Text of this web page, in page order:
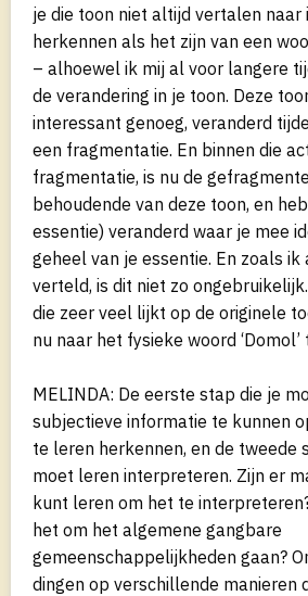
je die toon niet altijd vertalen naar
herkennen als het zijn van een
– alhoewel ik mij al voor langere
de verandering in je toon. Deze
interessant genoeg, veranderd
een fragmentatie. En binnen die
fragmentatie, is nu de
behoudende van deze toon, en
essentie) veranderd waar je mee
geheel van je essentie. En zoals
verteld, is dit niet zo
die zeer veel lijkt op de originele
nu naar het fysieke woord ‘Domol’
MELINDA: De eerste stap die je
subjectieve informatie te kunnen
te leren herkennen, en de tweede
moet leren interpreteren. Zijn er
kunt leren om het te
het om het algemene gangbare
gemeenschappelijkheden gaan?
dingen op verschillende manieren